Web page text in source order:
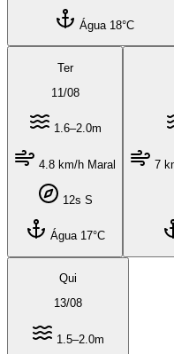
Água 18°C
Ter
11/08
1.6–2.0m
4.8 km/h Maral
12s S
Água 17°C
7
Qui
13/08
1.5–2.0m